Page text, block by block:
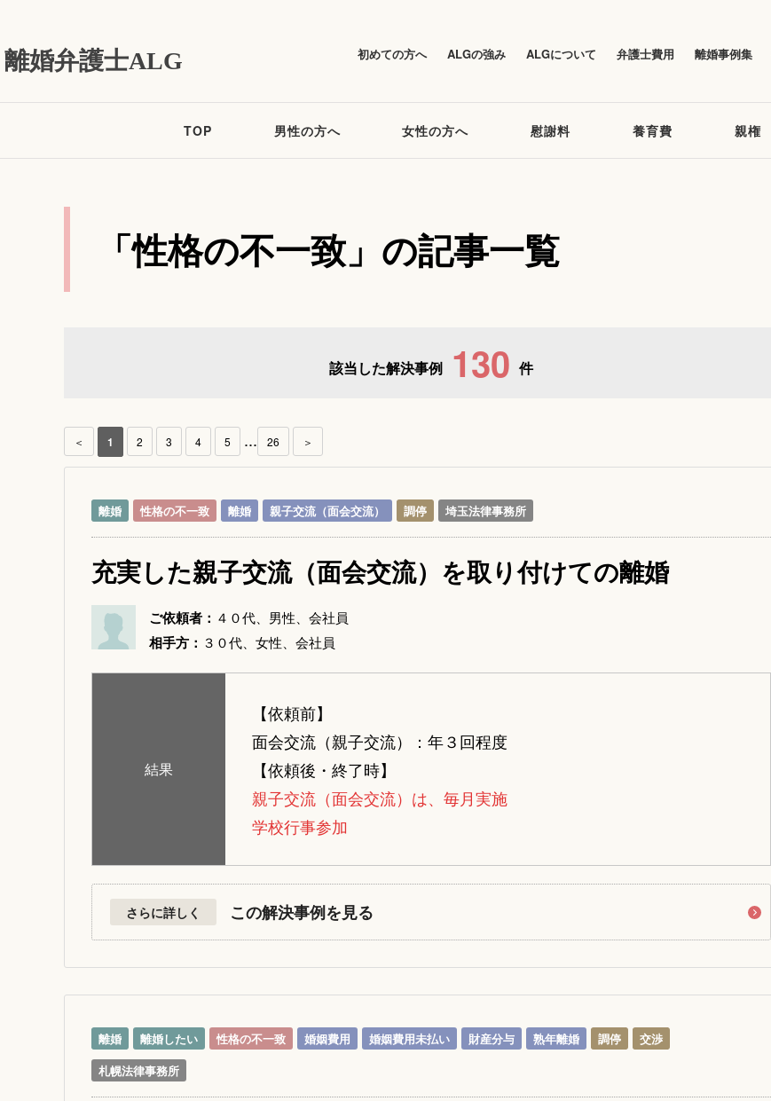
離婚弁護士ALG 初めての方へ ALGの強み ALGについて 弁護士費用 離婚事例集
TOP 男性の方へ 女性の方へ 慰謝料 養育費 親権
「性格の不一致」の記事一覧
該当した解決事例 130 件
＜ 1 2 3 4 5 ... 26 ＞
離婚 性格の不一致 離婚 親子交流（面会交流） 調停 埼玉法律事務所
充実した親子交流（面会交流）を取り付けての離婚
ご依頼者： ４０代、男性、会社員
相手方： ３０代、女性、会社員
結果
【依頼前】
面会交流（親子交流）：年３回程度
【依頼後・終了時】
親子交流（面会交流）は、毎月実施
学校行事参加
さらに詳しく この解決事例を見る
離婚 離婚したい 性格の不一致 婚姻費用 婚姻費用未払い 財産分与 熟年離婚 調停
交渉
札幌法律事務所